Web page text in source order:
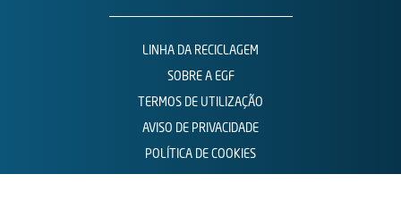
LINHA DA RECICLAGEM
SOBRE A EGF
TERMOS DE UTILIZAÇÃO
AVISO DE PRIVACIDADE
POLÍTICA DE COOKIES